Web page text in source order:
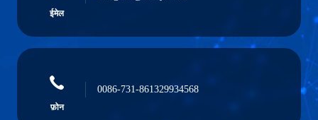
ईमेल
फ़ोन
0086-731-861329934568